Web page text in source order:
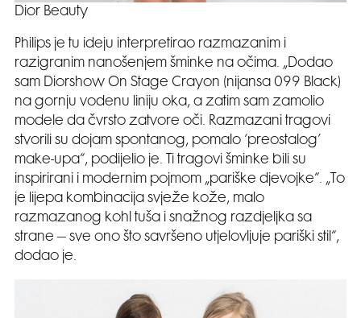
Dior Beauty
Philips je tu ideju interpretirao razmazanim i
razigranim nanošenjem šminke na očima. „Dodao
sam Diorshow On Stage Crayon (nijansa 099 Black)
na gornju vodenu liniju oka, a zatim sam zamolio
modele da čvrsto zatvore oči. Razmazani tragovi
stvorili su dojam spontanog, pomalo ‘preostalog’
make-upa“, podijelio je. Ti tragovi šminke bili su
inspirirani i modernim pojmom „pariške djevojke“. „To
je lijepa kombinacija svježe kože, malo
razmazanog kohl tuša i snažnog razdjeljka sa
strane – sve ono što savršeno utjelovljuje pariški stil“,
dodao je.